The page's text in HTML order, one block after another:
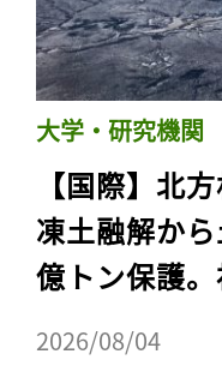
大学・研究機関
【国際】北
凍土融解か
億トン保護
2026/08/04